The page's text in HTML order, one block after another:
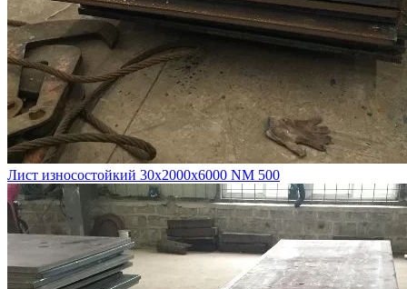
Лист износостойкий 30х2000х6000 NM 500